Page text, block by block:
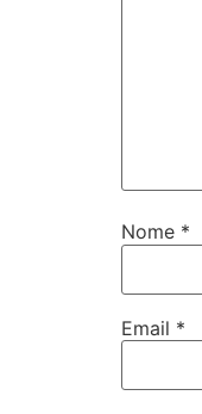
Nome *
Email *